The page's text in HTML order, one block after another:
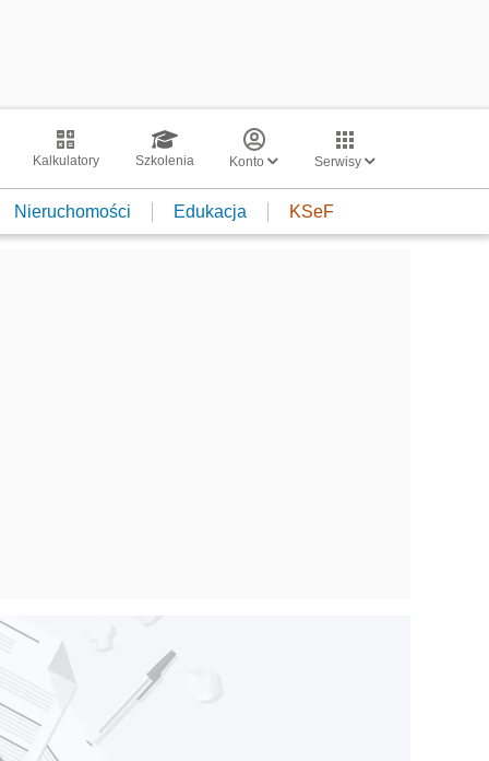
Kalkulatory Szkolenia Konto Serwisy
Nieruchomości Edukacja KSeF